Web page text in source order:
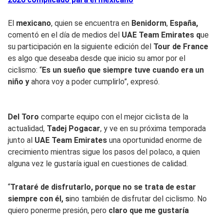
El mexicano, quien se encuentra en Benidorm, España,
comentó en el día de medios del UAE Team Emirates que
su participación en la siguiente edición del Tour de France
es algo que deseaba desde que inicio su amor por el
ciclismo: “Es un sueño que siempre tuve cuando era un
niño y ahora voy a poder cumplirlo”, expresó.
Del Toro comparte equipo con el mejor ciclista de la
actualidad, Tadej Pogacar, y ve en su próxima temporada
junto al UAE Team Emirates una oportunidad enorme de
crecimiento mientras sigue los pasos del polaco, a quien
alguna vez le gustaría igual en cuestiones de calidad.
“Trataré de disfrutarlo, porque no se trata de estar
siempre con él, sino también de disfrutar del ciclismo. No
quiero ponerme presión, pero claro que me gustaría